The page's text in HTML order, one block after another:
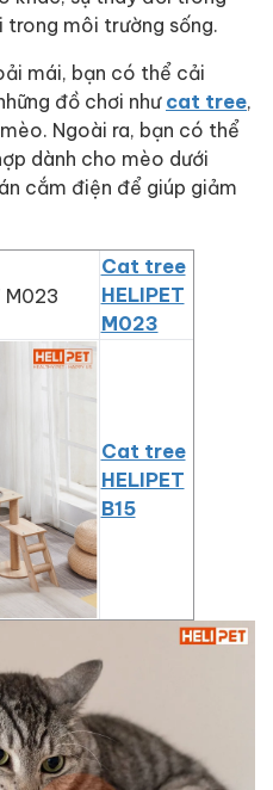
môi trường sống.
mái, bạn có thể cải
đồ chơi như cat tree,
Ngoài ra, bạn có thể
dành cho mèo dưới
cắm điện để giúp giảm
Cat tree
HELIPET
M023
Cat tree
HELIPET
B15